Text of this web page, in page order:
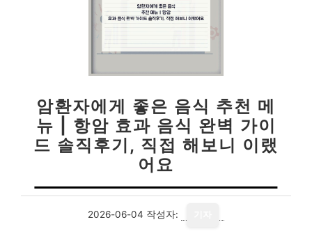
암환자에게 좋은 음식 추천 메
뉴 | 항암 효과 음식 완벽 가이
드 솔직후기, 직접 해보니 이랬
어요
2026-06-04 작성자: